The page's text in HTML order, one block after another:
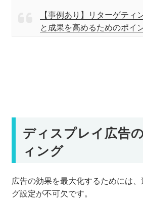
【事例あり】リターゲティ
と成果を高めるためのポイ
ディスプレイ広告
ィング
広告の効果を最大化するためには
グ設定が不可欠です。